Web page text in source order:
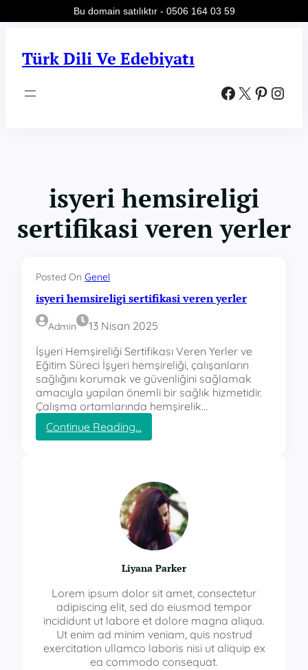
Türk Dili Ve Edebiyatı
Facebook X Pinterest Instagram
isyeri hemsireligi
sertifikasi veren yerler
Posted On Genel
isyeri hemsireligi sertifikasi veren yerler
Admin
13 Nisan 2025
İşyeri Hemşireliği Sertifikası Veren Yerler ve
Eğitim Süreci İşyeri hemşireliği, çalışanların
sağlığını korumak ve güvenliğini sağlamak
amacıyla yapılan önemli bir sağlık hizmetidir.
Çalışma ortamlarında hemşirelik…
Continue Reading…
i
e
r
i
h
e
m
s
r
e
l
i
g
i
Liyana Parker
Lorem ipsum dolor sit amet, consectetur
adipiscing elit, sed do eiusmod tempor
incididunt ut labore et dolore magna aliqua.
Ut enim ad minim veniam, quis nostrud
exercitation ullamco laboris nisi ut aliquip ex
ea commodo consequat.
Bu domain satılıktır - 0506 164 03 59